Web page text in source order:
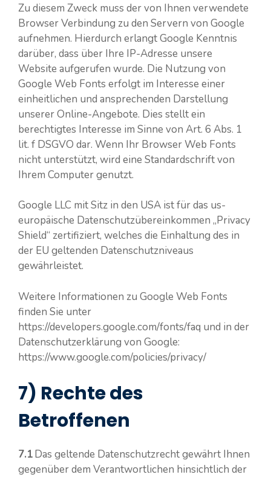
Zu diesem Zweck muss der von Ihnen verwendete
Browser Verbindung zu den Servern von Google
aufnehmen. Hierdurch erlangt Google Kenntnis
darüber, dass über Ihre IP-Adresse unsere
Website aufgerufen wurde. Die Nutzung von
Google Web Fonts erfolgt im Interesse einer
einheitlichen und ansprechenden Darstellung
unserer Online-Angebote. Dies stellt ein
berechtigtes Interesse im Sinne von Art. 6 Abs. 1
lit. f DSGVO dar. Wenn Ihr Browser Web Fonts
nicht unterstützt, wird eine Standardschrift von
Ihrem Computer genutzt.
Google LLC mit Sitz in den USA ist für das us-
europäische Datenschutzübereinkommen „Privacy
Shield“ zertifiziert, welches die Einhaltung des in
der EU geltenden Datenschutzniveaus
gewährleistet.
Weitere Informationen zu Google Web Fonts
finden Sie unter
https://developers.google.com/fonts/faq und in der
Datenschutzerklärung von Google:
https://www.google.com/policies/privacy/
7) Rechte des
Betroffenen
7.1Das geltende Datenschutzrecht gewährt Ihnen
gegenüber dem Verantwortlichen hinsichtlich der